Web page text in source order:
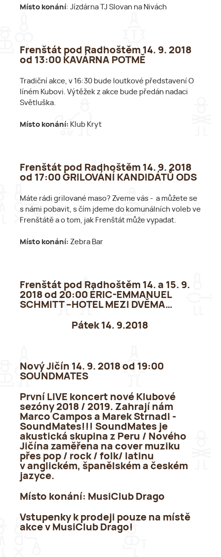
Místo konání: Jízdárna TJ Slovan na Nivách
Frenštát pod Radhoštěm 14. 9. 2018
od 13:00 KAVÁRNA POTMĚ
Tradiční akce, v 16:30 bude loutkové představení O
líném Kubovi. Výtěžek z akce bude předán nadaci
Světluška.
Místo konání: Klub Kryt
Frenštát pod Radhoštěm 14. 9. 2018
od 17:00 GRILOVÁNÍ KANDIDÁTŮ ODS
Máte rádi grilované maso? Zveme vás - a můžete se
s námi pobavit, s čím jdeme do komunálních voleb ve
Frenštátě a o tom, jak Frenštát může vypadat.
Místo konání: Zebra Bar
Frenštát pod Radhoštěm 14. a 15. 9.
2018 od 20:00 ÉRIC-EMMANUEL
SCHMITT –HOTEL MEZI DVĚMA…
Pátek 14. 9.2018
Nový Jičín 14. 9. 2018 od 19:00
SOUNDMATES
První LIVE koncert nové Klubové
sezóny 2018 / 2019. Zahrají nám
Marco Campos a Marek Strnadl -
SoundMates!!! SoundMates je
akustická skupina z Peru / Nového
Jičína zaměřena na cover muziku
přes pop / rock / folk/ latinu
v anglickém, španělském a českém
jazyce.
Místo konání: MusiClub Drago
Vstupenky k prodeji pouze na místě
akce v MusiClub Drago!